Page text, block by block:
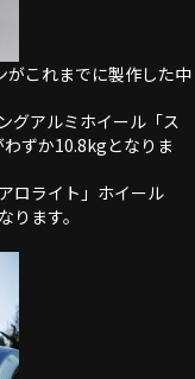
がこれまでに製作した中
グアルミホイール「ス
ずか10.8kgとなりま
ロライト」ホイール
ます。